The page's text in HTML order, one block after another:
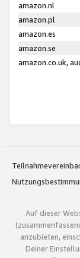
amazon.nl
amazon.pl
amazon.es
amazon.se
amazon.co.uk,
Auf dieser
anzubieten,
Deiner